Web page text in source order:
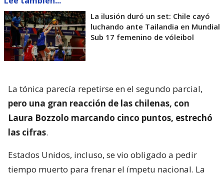
La ilusión duró un set: Chile cayó
luchando ante Tailandia en Mundial
Sub 17 femenino de vóleibol
La tónica parecía repetirse en el segundo parcial,
pero una gran reacción de las chilenas, con
Laura Bozzolo marcando cinco puntos, estrechó
las cifras.
Estados Unidos, incluso, se vio obligado a pedir
tiempo muerto para frenar el ímpetu nacional. La